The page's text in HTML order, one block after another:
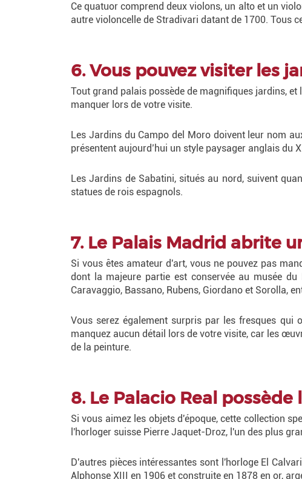
Ce quatuor comprend deux violons, un alto et un
autre violoncelle de Stradivari datant de 1700. Tous
6. Vous pouvez visiter les
Tout grand palais possède de magnifiques jardins,
manquer lors de votre visite.
Les Jardins du Campo del Moro doivent leur nom
présentent aujourd’hui un style paysager anglais du
Les Jardins de Sabatini, situés au nord, suivent
statues de rois espagnols.
7. Le Palais Madrid abrite
Si vous êtes amateur d'art, vous ne pouvez pas
dont la majeure partie est conservée au musée
Caravaggio, Bassano, Rubens, Giordano et Sorolla,
Vous serez également surpris par les fresques qui
manquez aucun détail lors de votre visite, car les
de la peinture.
8. Le Palacio Real
Si vous aimez les objets d'époque, cette collection
l'horloger suisse Pierre Jaquet-Droz, l'un des plus
D'autres pièces intéressantes sont l'horloge El
Alphonse XIII en 1906 et construite en 1878 en or,